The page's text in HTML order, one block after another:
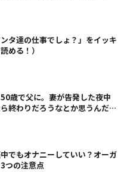
タ達の仕事でしょ？」をイッキ
める！）
歳で父に。妻が告発した夜中
終わりだろうなとか思うんだけ
でもオナニーしていい？オーガ
つの注意点